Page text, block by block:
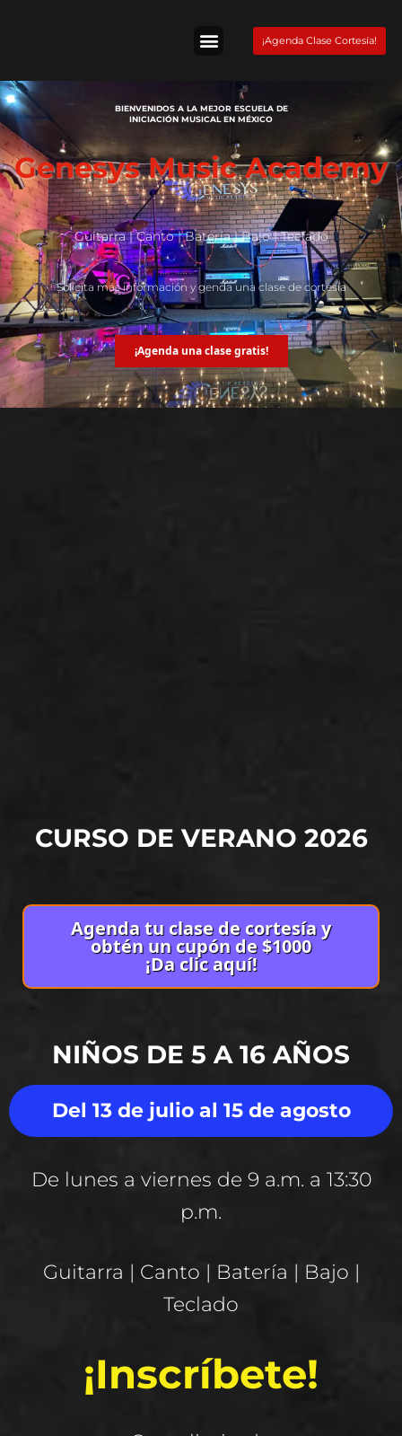
¡Agenda Clase Cortesía!
BIENVENIDOS A LA MEJOR ESCUELA DE
INICIACIÓN MUSICAL EN MÉXICO
Genesys Music Academy
Guitarra | Canto | Batería | Bajo | Teclado
Solicita más información y genda una clase de cortesía
¡Agenda una clase gratis!
CURSO DE VERANO 2026
Agenda tu clase de cortesía y
obtén un cupón de $1000
¡Da clic aquí!
NIÑOS DE 5 A 16 AÑOS
Del 13 de julio al 15 de agosto
De lunes a viernes de 9 a.m. a 13:30
p.m.
Guitarra | Canto | Batería | Bajo |
Teclado
¡Inscríbete!